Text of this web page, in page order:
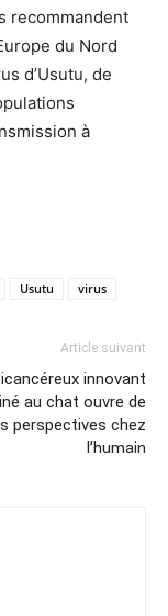
recommandent
du Nord
d’Usutu, de
à
Usutu virus
Article suivant
innovant
au chat ouvre de
perspectives chez
l’humain